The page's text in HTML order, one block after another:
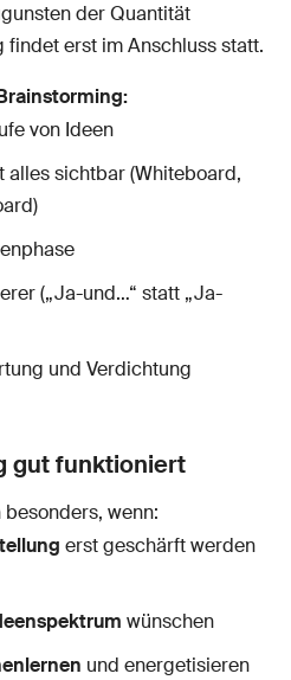
der Quantität
erst im Anschluss statt.
von Ideen
alles sichtbar (Whiteboard,
(„Ja-und…“ statt „Ja-
und Verdichtung
gut funktioniert
wenn:
erst geschärft werden
wünschen
und energetisieren